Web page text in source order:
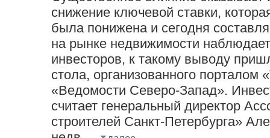
снижение ключевой ставки,
была понижена и сегодня
на рынке недвижимости
инвесторов, к такому выводу
стола, организованного
«Ведомости Северо-Запад».
считает генеральный директор
строителей Санкт-Петербурга»